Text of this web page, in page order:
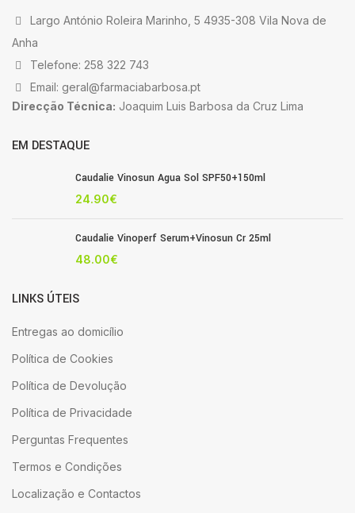
Largo António Roleira Marinho, 5 4935-308 Vila Nova de
Anha
Telefone: 258 322 743
Email: geral@farmaciabarbosa.pt
Direcção Técnica: Joaquim Luis Barbosa da Cruz Lima
EM DESTAQUE
Caudalie Vinosun Agua Sol SPF50+150ml
24.90€
Caudalie Vinoperf Serum+Vinosun Cr 25ml
48.00€
LINKS ÚTEIS
Entregas ao domicílio
Política de Cookies
Política de Devolução
Política de Privacidade
Perguntas Frequentes
Termos e Condições
Localização e Contactos